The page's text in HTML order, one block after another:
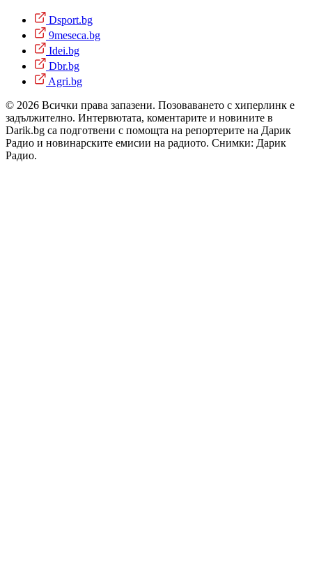
Dsport.bg
9meseca.bg
Idei.bg
Dbr.bg
Agri.bg
© 2026 Всички права запазени. Позоваването с хиперлинк е
задължително. Интервютата, коментарите и новините в
Darik.bg са подготвени с помощта на репортерите на Дарик
Радио и новинарските емисии на радиото. Снимки: Дарик
Радио.